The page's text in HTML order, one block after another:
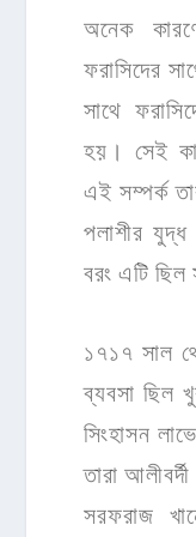
অনেক
ফরাসিদের
সাথে
হয়। সেই
এই সম্পর্ক
পলাশীর
বরং এটি
১৭১৭ সাল
ব্যবসা ছিল
সিংহাসন
তারা
সরফরাজ